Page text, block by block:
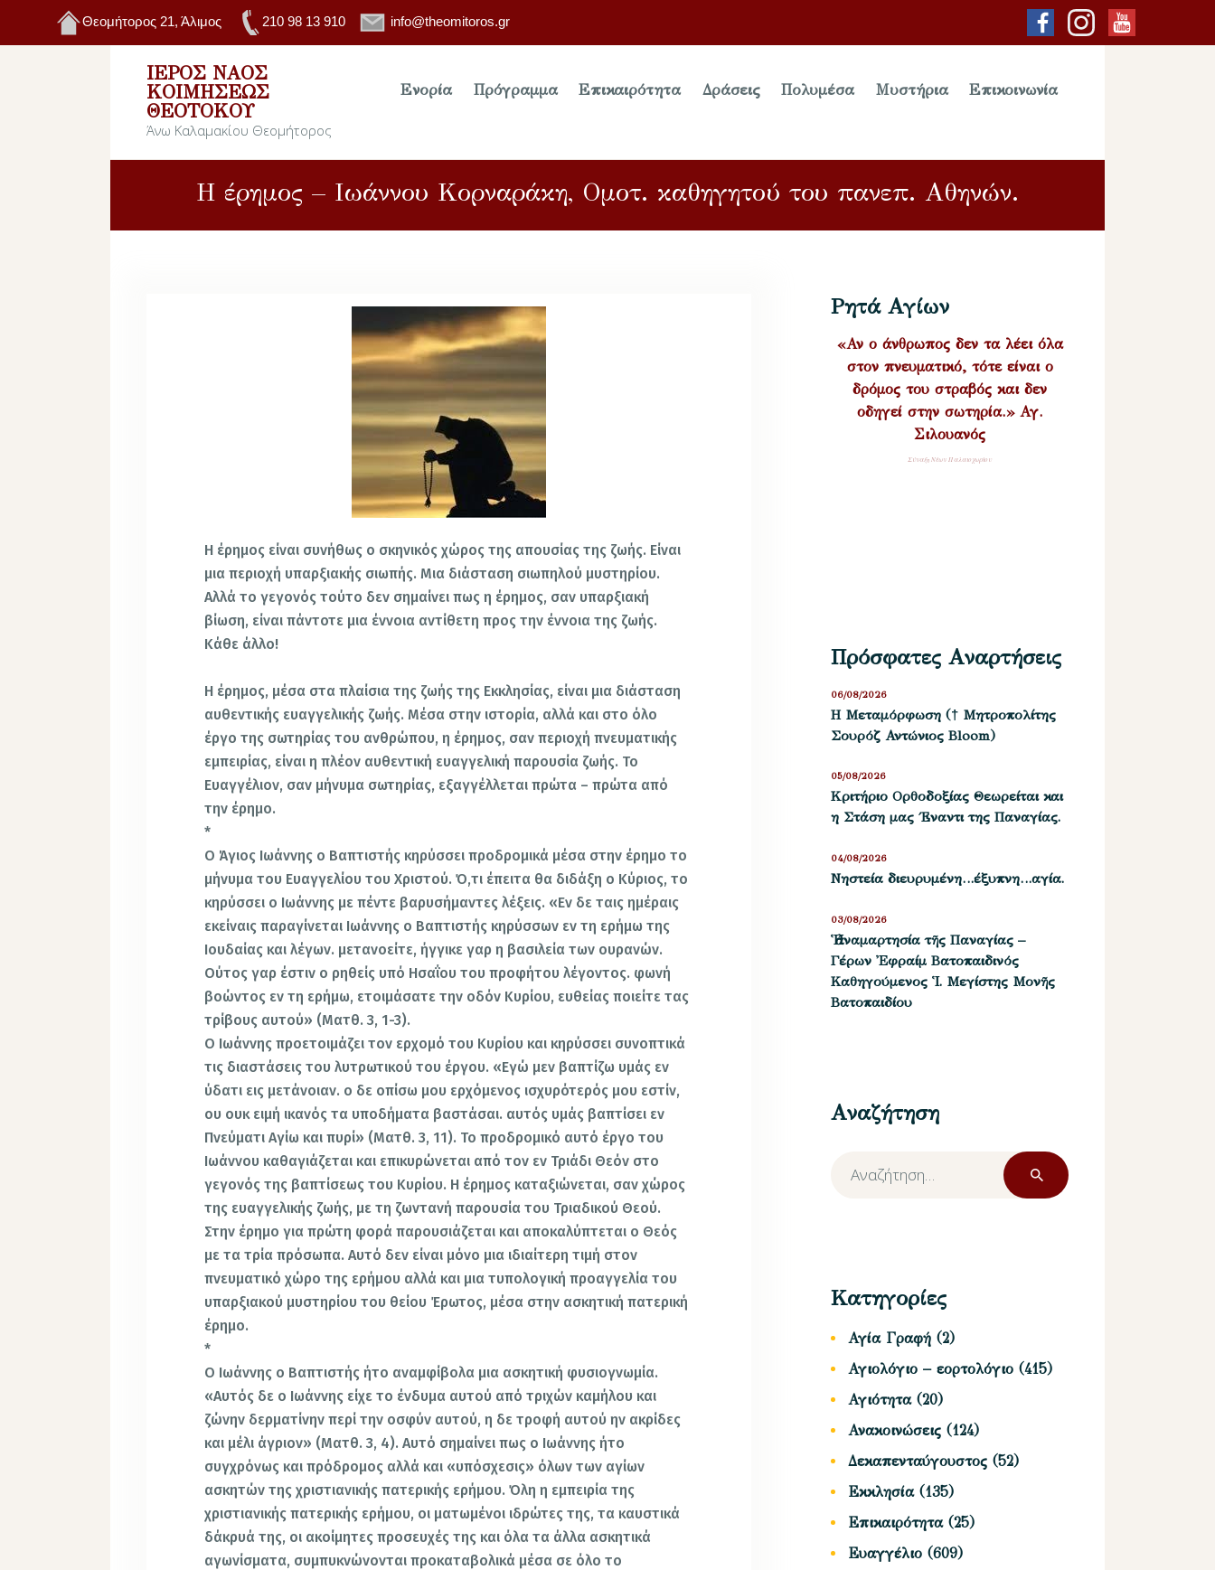
Θεομήτορος 21, Άλιμος 210 98 13 910 info@theomitoros.gr
ΙΕΡΌΣ ΝΑΌΣ
ΚΟΙΜΉΣΕΩΣ
ΘΕΟΤΌΚΟΥ
Άνω Καλαμακίου Θεομήτορος
Ενορία Πρόγραμμα Επικαιρότητα Δράσεις Πολυμέσα Μυστήρια Επικοινωνία
Η έρημος – Ιωάννου Κορναράκη, Ομοτ. καθηγητού του πανεπ. Αθηνών.
Η έρημος είναι συνήθως ο σκηνικός χώρος της απουσίας της ζωής. Είναι
μια περιοχή υπαρξιακής σιωπής. Μια διάσταση σιωπηλού μυστηρίου.
Αλλά το γεγονός τούτο δεν σημαίνει πως η έρημος, σαν υπαρξιακή
βίωση, είναι πάντοτε μια έννοια αντίθετη προς την έννοια της ζωής.
Κάθε άλλο!
Η έρημος, μέσα στα πλαίσια της ζωής της Εκκλησίας, είναι μια διάσταση
αυθεντικής ευαγγελικής ζωής. Μέσα στην ιστορία, αλλά και στο όλο
έργο της σωτηρίας του ανθρώπου, η έρημος, σαν περιοχή πνευματικής
εμπειρίας, είναι η πλέον αυθεντική ευαγγελική παρουσία ζωής. Το
Ευαγγέλιον, σαν μήνυμα σωτηρίας, εξαγγέλλεται πρώτα – πρώτα από
την έρημο.
*
Ο Άγιος Ιωάννης ο Βαπτιστής κηρύσσει προδρομικά μέσα στην έρημο το
μήνυμα του Ευαγγελίου του Χριστού. Ό,τι έπειτα θα διδάξη ο Κύριος, το
κηρύσσει ο Ιωάννης με πέντε βαρυσήμαντες λέξεις. «Εν δε ταις ημέραις
εκείναις παραγίνεται Ιωάννης ο Βαπτιστής κηρύσσων εν τη ερήμω της
Ιουδαίας και λέγων. μετανοείτε, ήγγικε γαρ η βασιλεία των ουρανών.
Ούτος γαρ έστιν ο ρηθείς υπό Ησαΐου του προφήτου λέγοντος. φωνή
βοώντος εν τη ερήμω, ετοιμάσατε την οδόν Κυρίου, ευθείας ποιείτε τας
τρίβους αυτού» (Ματθ. 3, 1-3).
Ο Ιωάννης προετοιμάζει τον ερχομό του Κυρίου και κηρύσσει συνοπτικά
τις διαστάσεις του λυτρωτικού του έργου. «Εγώ μεν βαπτίζω υμάς εν
ύδατι εις μετάνοιαν. ο δε οπίσω μου ερχόμενος ισχυρότερός μου εστίν,
ου ουκ ειμή ικανός τα υποδήματα βαστάσαι. αυτός υμάς βαπτίσει εν
Πνεύματι Αγίω και πυρί» (Ματθ. 3, 11). Το προδρομικό αυτό έργο του
Ιωάννου καθαγιάζεται και επικυρώνεται από τον εν Τριάδι Θεόν στο
γεγονός της βαπτίσεως του Κυρίου. Η έρημος καταξιώνεται, σαν χώρος
της ευαγγελικής ζωής, με τη ζωντανή παρουσία του Τριαδικού Θεού.
Στην έρημο για πρώτη φορά παρουσιάζεται και αποκαλύπτεται ο Θεός
με τα τρία πρόσωπα. Αυτό δεν είναι μόνο μια ιδιαίτερη τιμή στον
πνευματικό χώρο της ερήμου αλλά και μια τυπολογική προαγγελία του
υπαρξιακού μυστηρίου του θείου Έρωτος, μέσα στην ασκητική πατερική
έρημο.
*
Ο Ιωάννης ο Βαπτιστής ήτο αναμφίβολα μια ασκητική φυσιογνωμία.
«Αυτός δε ο Ιωάννης είχε το ένδυμα αυτού από τριχών καμήλου και
ζώνην δερματίνην περί την οσφύν αυτού, η δε τροφή αυτού ην ακρίδες
και μέλι άγριον» (Ματθ. 3, 4). Αυτό σημαίνει πως ο Ιωάννης ήτο
συγχρόνως και πρόδρομος αλλά και «υπόσχεσις» όλων των αγίων
ασκητών της χριστιανικής πατερικής ερήμου. Όλη η εμπειρία της
χριστιανικής πατερικής ερήμου, οι ματωμένοι ιδρώτες της, τα καυστικά
δάκρυά της, οι ακοίμητες προσευχές της και όλα τα άλλα ασκητικά
αγωνίσματα, συμπυκνώνονται προκαταβολικά μέσα σε όλο το
Ρητά Αγίων
«Αν ο άνθρωπος δεν τα λέει όλα
στον πνευματικό, τότε είναι ο
δρόμος του στραβός και δεν
οδηγεί στην σωτηρία.» Αγ.
Σιλουανός
Σύναξη Νέων Παλαιοχωρίου
Πρόσφατες Αναρτήσεις
Η Μεταμόρφωση († Μητροπολίτης
Σουρόζ Αντώνιος Bloom)
06/08/2026
Kριτήριο Oρθοδοξίας Θεωρείται και
η Στάση μας ΄Εναντι της Παναγίας.
05/08/2026
Νηστεία διευρυμένη…έξυπνη…αγία.
04/08/2026
Ἡ ἀναμαρτησία τῆς Παναγίας –
Γέρων Ἐφραίμ Βατοπαιδινός
Καθηγούμενος Ἱ. Μεγίστης Μονῆς
Βατοπαιδίου
03/08/2026
Αναζήτηση
Αναζήτηση
για:
Κατηγορίες
Αγία Γραφή (2)
Αγιολόγιο – εορτολόγιο (415)
Αγιότητα(20)
Ανακοινώσεις (124)
Δεκαπενταύγουστος (52)
Εκκλησία(135)
Επικαιρότητα(25)
Ευαγγέλιο (609)